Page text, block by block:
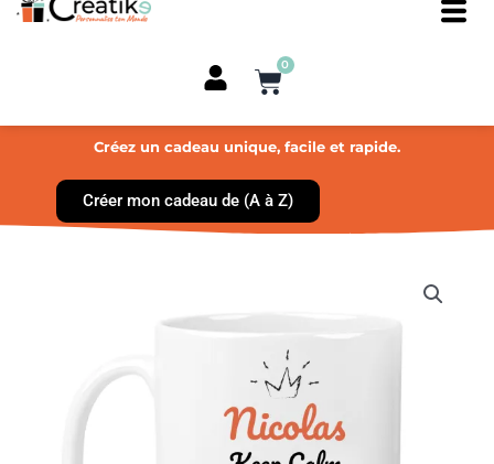
0
Panier
Créez un cadeau unique, facile et rapide.
Créer mon cadeau de (A à Z)
Mug
EVG
personnalisé
–
Keep
calm